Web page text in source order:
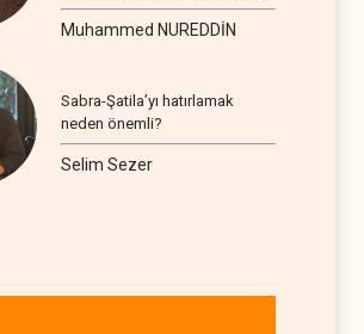
seyir
Muhammed NUREDDİN
Sabra-Şatila’yı hatırlamak
neden önemli?
Selim Sezer